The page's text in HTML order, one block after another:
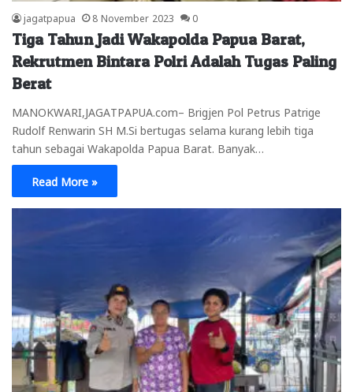
jagatpapua 8 November 2023 0
Tiga Tahun Jadi Wakapolda Papua Barat,
Rekrutmen Bintara Polri Adalah Tugas Paling
Berat
MANOKWARI,JAGATPAPUA.com– Brigjen Pol Petrus Patrige
Rudolf Renwarin SH M.Si bertugas selama kurang lebih tiga
tahun sebagai Wakapolda Papua Barat. Banyak…
Read More »